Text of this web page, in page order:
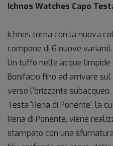
Ichnos Watches Capo
Ichnos torna con la nuova
compone di 6 nuove varianti.
Un tuffo nelle acque
Bonifacio fino ad arrivare
verso l’orizzonte
Testa 'Rena di Ponente', la
Rena di Ponente, viene
stampato con una